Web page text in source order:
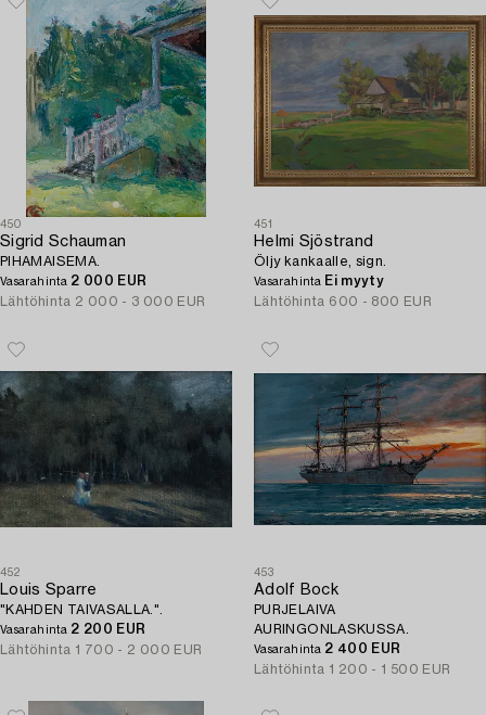
450
Sigrid Schauman
PIHAMAISEMA.
Vasarahinta 2 000 EUR
Lähtöhinta 2 000 - 3 000 EUR
451
Helmi Sjöstrand
Öljy kankaalle, sign.
Vasarahinta Ei myyty
Lähtöhinta 600 - 800 EUR
452
Louis Sparre
"KAHDEN TAIVASALLA.".
Vasarahinta 2 200 EUR
Lähtöhinta 1 700 - 2 000 EUR
453
Adolf Bock
PURJELAIVA
AURINGONLASKUSSA.
Vasarahinta 2 400 EUR
Lähtöhinta 1 200 - 1 500 EUR